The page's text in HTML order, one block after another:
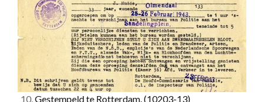
10.Gestempeld te Rotterdam.(10203-13)